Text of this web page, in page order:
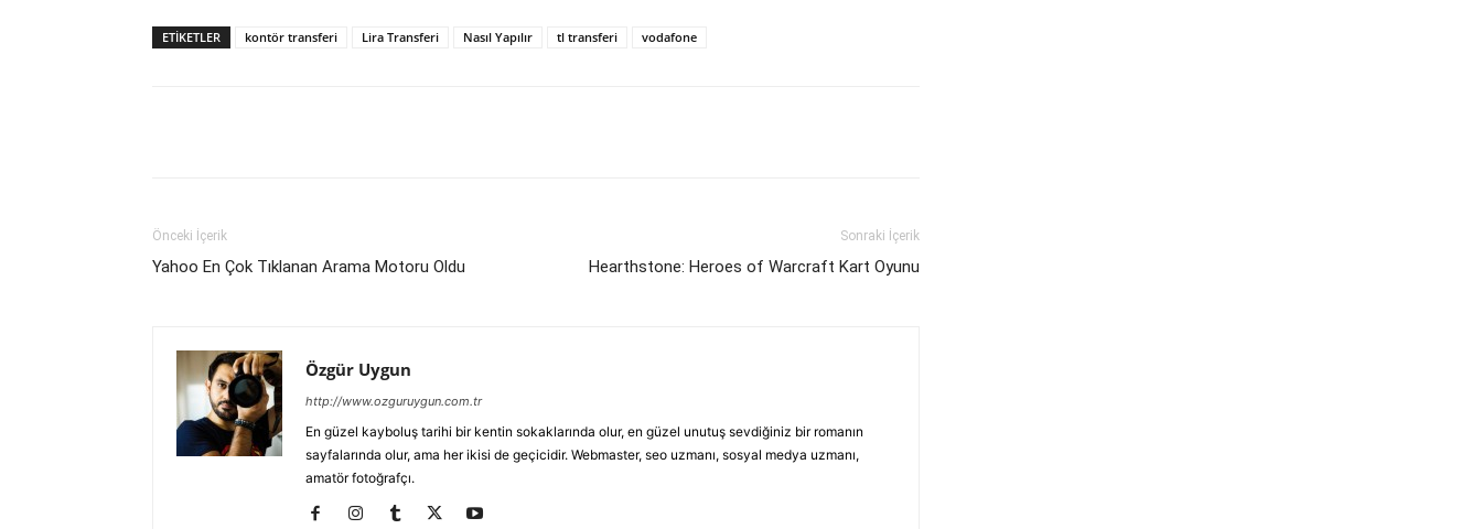
ETIKETLER kontör transferi Lira Transferi Nasıl Yapılır tl transferi vodafone
Önceki İçerik
Yahoo En Çok Tıklanan Arama Motoru Oldu
Sonraki İçerik
Hearthstone: Heroes of Warcraft Kart Oyunu
Özgür Uygun
http://www.ozguruygun.com.tr
En güzel kayboluş tarihi bir kentin sokaklarında olur, en güzel unutuş sevdiğiniz bir romanın
sayfalarında olur, ama her ikisi de geçicidir. Webmaster, seo uzmanı, sosyal medya uzmanı,
amatör fotoğrafçı.